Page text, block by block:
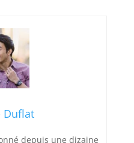
Duflat
depuis une dizaine